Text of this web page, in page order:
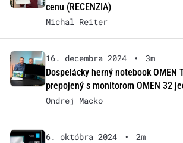
cenu (RECENZIA)
Michal Reiter
16. decembra 2024 •
3m
Dospelácky herný notebook OMEN
prepojený s monitorom OMEN 32
Ondrej Macko
6. októbra 2024 •
2m